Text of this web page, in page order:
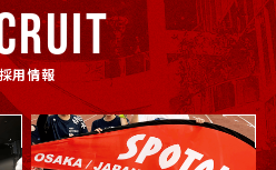
採用情報